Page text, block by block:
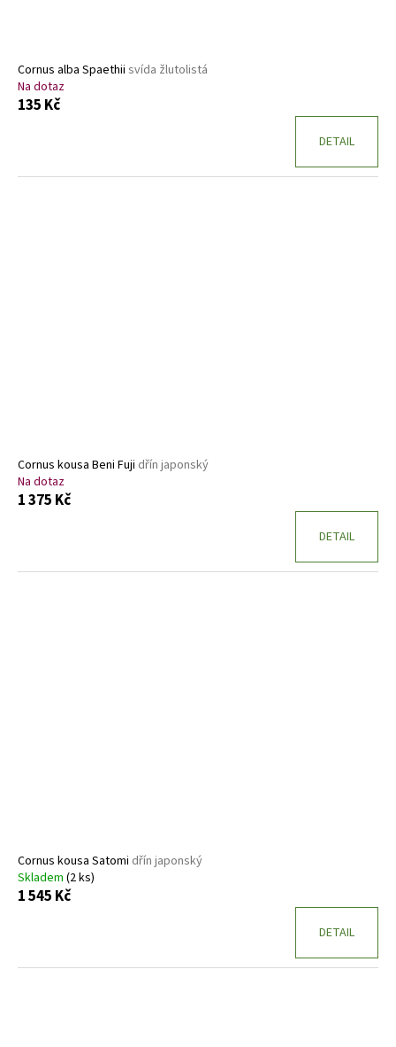
Cornus alba Spaethii svída žlutolistá
Na dotaz
135 Kč
DETAIL
Cornus kousa Beni Fuji dřín japonský
Na dotaz
1 375 Kč
DETAIL
Cornus kousa Satomi dřín japonský
Skladem (2 ks)
1 545 Kč
DETAIL